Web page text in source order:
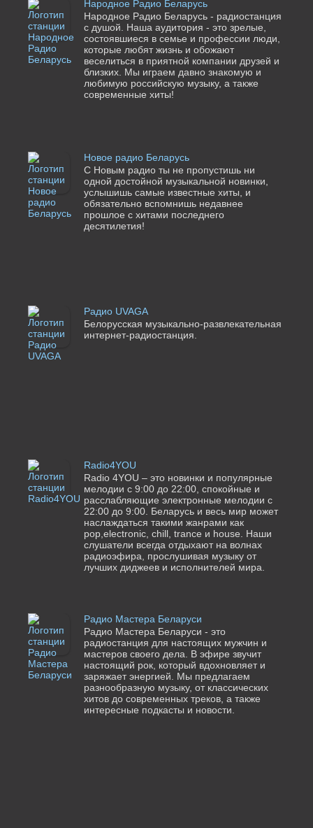
Народное Радио Беларусь
Народное Радио Беларусь - радиостанция
с душой. Наша аудитория - это зрелые,
состоявшиеся в семье и профессии люди,
которые любят жизнь и обожают
веселиться в приятной компании друзей и
близких. Мы играем давно знакомую и
любимую российскую музыку, а также
современные хиты!
Новое радио Беларусь
С Новым радио ты не пропустишь ни
одной достойной музыкальной новинки,
услышишь самые известные хиты, и
обязательно вспомнишь недавнее
прошлое с хитами последнего
десятилетия!
Радио UVAGA
Белорусская музыкально-развлекательная
интернет-радиостанция.
Radio4YOU
Radio 4YOU – это новинки и популярные
мелодии с 9:00 до 22:00, спокойные и
расслабляющие электронные мелодии с
22:00 до 9:00. Беларусь и весь мир может
наслаждаться такими жанрами как
pop,electronic, chill, trance и house. Наши
слушатели всегда отдыхают на волнах
радиоэфира, прослушивая музыку от
лучших диджеев и исполнителей мира.
Радио Мастера Беларуси
Радио Мастера Беларуси - это
радиостанция для настоящих мужчин и
мастеров своего дела. В эфире звучит
настоящий рок, который вдохновляет и
заряжает энергией. Мы предлагаем
разнообразную музыку, от классических
хитов до современных треков, а также
интересные подкасты и новости.